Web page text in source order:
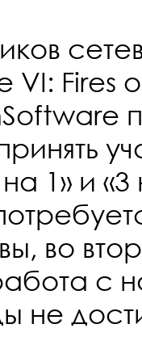
VI: Fires
1» и «3
во
с
не